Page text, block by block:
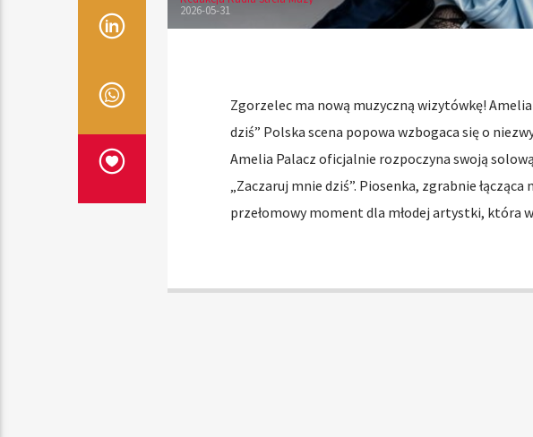
2026-05-31
Zgorzelec ma nową muzyczną wizytówkę!
dziś” Polska scena popowa wzbogaca się o
Amelia Palacz oficjalnie rozpoczyna swoją
„Zaczaruj mnie dziś”. Piosenka, zgrabnie
przełomowy moment dla młodej artystki, która